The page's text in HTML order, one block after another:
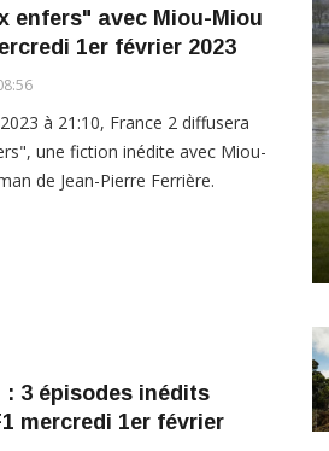
enfers" avec Miou-Miou
1er février 2023
à 21:10, France 2 diffusera
une fiction inédite avec Miou-
de Jean-Pierre Ferrière.
3 épisodes inédits
mercredi 1er février